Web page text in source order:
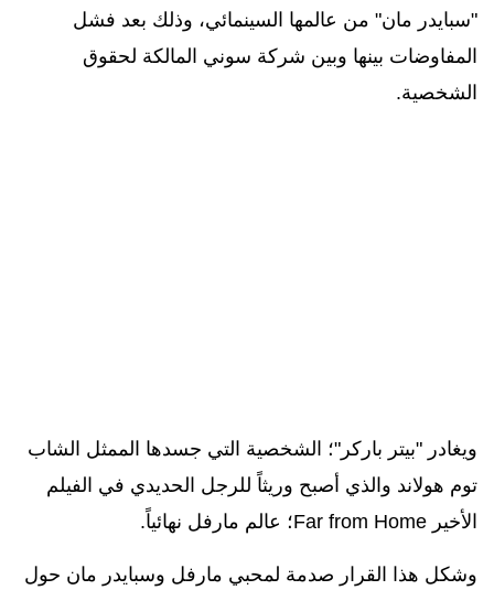
"سبايدر مان" من عالمها السينمائي، وذلك بعد فشل
المفاوضات بينها وبين شركة سوني المالكة لحقوق
الشخصية.
ويغادر "بيتر باركر"؛ الشخصية التي جسدها الممثل الشاب
توم هولاند والذي أصبح وريثاً للرجل الحديدي في الفيلم
الأخير Far from Home؛ عالم مارفل نهائياً.
وشكل هذا القرار صدمة لمحبي مارفل وسبايدر مان حول